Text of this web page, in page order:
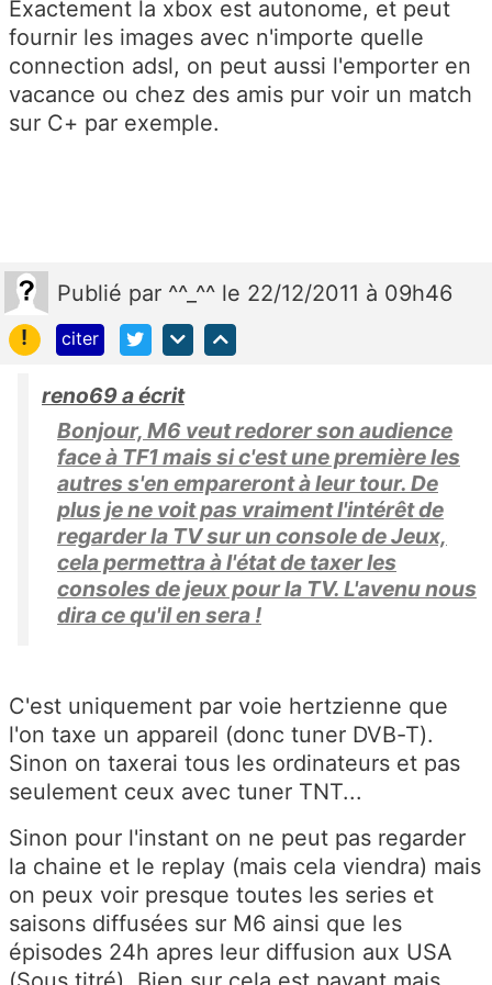
Exactement la xbox est autonome, et peut
fournir les images avec n'importe quelle
connection adsl, on peut aussi l'emporter en
vacance ou chez des amis pur voir un match
sur C+ par exemple.
Publié par ^^_^^ le 22/12/2011 à 09h46
!
citer
reno69 a écrit
Bonjour, M6 veut redorer son audience
face à TF1 mais si c'est une première les
autres s'en empareront à leur tour. De
plus je ne voit pas vraiment l'intérêt de
regarder la TV sur un console de Jeux,
cela permettra à l'état de taxer les
consoles de jeux pour la TV. L'avenu nous
dira ce qu'il en sera !
C'est uniquement par voie hertzienne que
l'on taxe un appareil (donc tuner DVB-T).
Sinon on taxerai tous les ordinateurs et pas
seulement ceux avec tuner TNT...
Sinon pour l'instant on ne peut pas regarder
la chaine et le replay (mais cela viendra) mais
on peux voir presque toutes les series et
saisons diffusées sur M6 ainsi que les
épisodes 24h apres leur diffusion aux USA